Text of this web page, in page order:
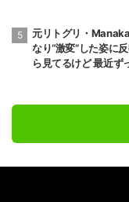
元リトグリ・
なり“激変”した姿に
ら見てるけど 最近ず